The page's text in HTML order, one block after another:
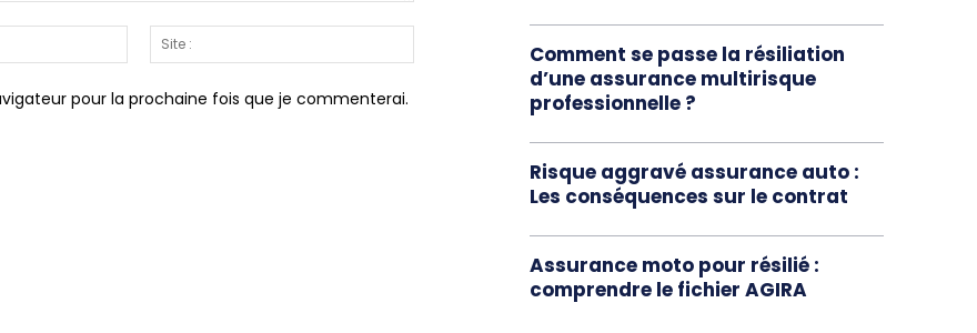
Email
:*
:
pour la prochaine fois que je commenterai.
Comment se passe la résiliation
d’une assurance multirisque
professionnelle ?
Risque aggravé assurance auto :
Les conséquences sur le contrat
Assurance moto pour résilié :
comprendre le fichier AGIRA